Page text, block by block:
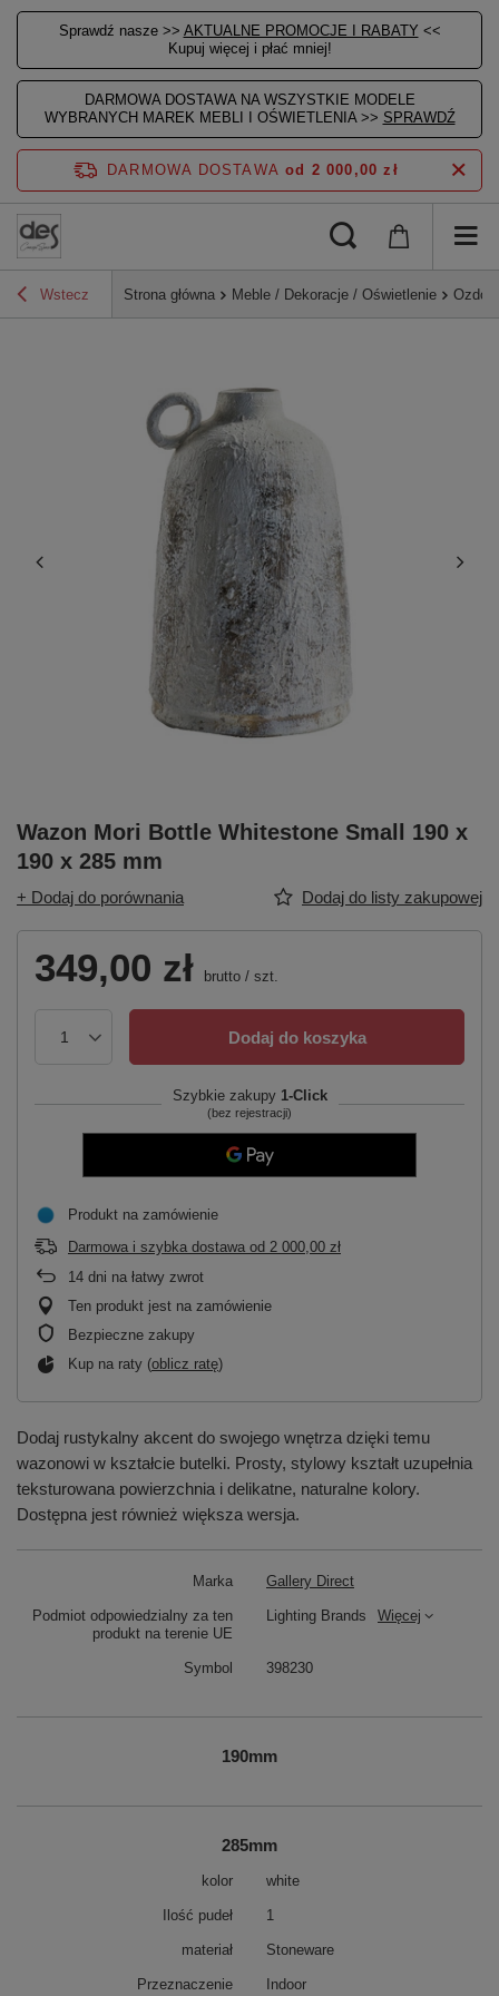
Sprawdź nasze >> AKTUALNE PROMOCJE I RABATY <<
Kupuj więcej i płać mniej!
DARMOWA DOSTAWA NA WSZYSTKIE MODELE
WYBRANYCH MAREK MEBLI I OŚWIETLENIA >> SPRAWDŹ
DARMOWA DOSTAWA od 2 000,00 zł
Wstecz Strona główna Meble / Dekoracje / Oświetlenie
Wazon Mori Bottle Whitestone Small 190 x
190 x 285 mm
+ Dodaj do porównania Dodaj do listy zakupowej
349,00 zł brutto / szt.
Dodaj do koszyka
Szybkie zakupy 1-Click
(bez rejestracji)
Produkt na zamówienie
Darmowa i szybka dostawa od 2 000,00 zł
14 dni na łatwy zwrot
Ten produkt jest na zamówienie
Bezpieczne zakupy
Kup na raty (oblicz ratę)
Dodaj rustykalny akcent do swojego wnętrza dzięki temu
wazonowi w kształcie butelki. Prosty, stylowy kształt uzupełnia
teksturowana powierzchnia i delikatne, naturalne kolory.
Dostępna jest również większa wersja.
Marka Gallery Direct
Podmiot odpowiedzialny za ten
produkt na terenie UE
Lighting Brands Więcej
Symbol 398230
190mm
285mm
kolor white
Ilość pudeł 1
materiał Stoneware
Przeznaczenie Indoor